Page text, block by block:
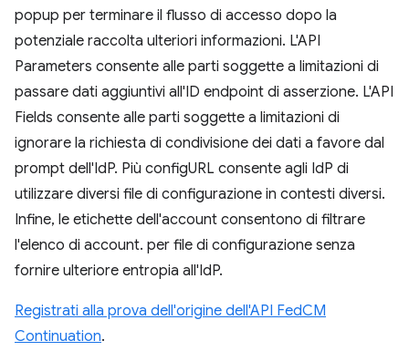
popup per terminare il flusso di accesso dopo la
potenziale raccolta ulteriori informazioni. L'API
Parameters consente alle parti soggette a limitazioni di
passare dati aggiuntivi all'ID endpoint di asserzione. L'API
Fields consente alle parti soggette a limitazioni di
ignorare la richiesta di condivisione dei dati a favore dal
prompt dell'IdP. Più configURL consente agli IdP di
utilizzare diversi file di configurazione in contesti diversi.
Infine, le etichette dell'account consentono di filtrare
l'elenco di account. per file di configurazione senza
fornire ulteriore entropia all'IdP.
Registrati alla prova dell'origine dell'API FedCM
Continuation.